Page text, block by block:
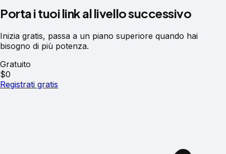
Porta i tuoi link al livello successivo
Inizia gratis, passa a un piano superiore quando hai
bisogno di più potenza.
Gratuito
$0
Registrati gratis